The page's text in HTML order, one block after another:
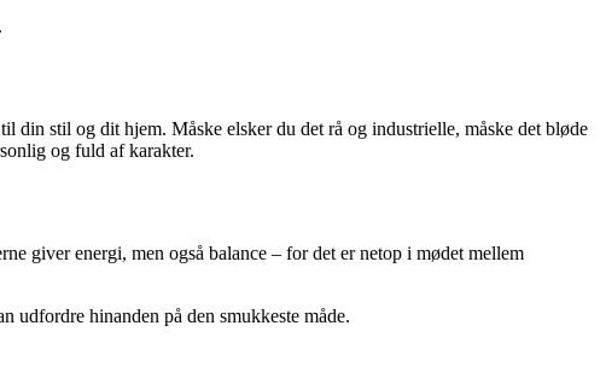
din stil og dit hjem. Måske elsker du det rå og industrielle, måske det bløde
og fuld af karakter.
giver energi, men også balance – for det er netop i mødet mellem
udfordre hinanden på den smukkeste måde.